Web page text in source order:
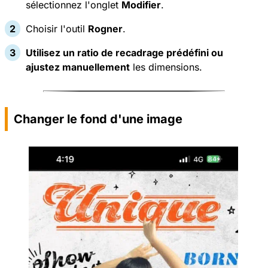
sélectionnez l'onglet Modifier.
Choisir l'outil Rogner.
Utilisez un ratio de recadrage prédéfini ou
ajustez manuellement les dimensions.
Changer le fond d'une image